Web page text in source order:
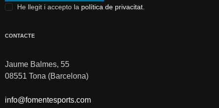
He llegit i accepto la política de privacitat
CONTACTE
Jaume Balmes, 55
08551 Tona (Barcelona)
info@fomentesports.com